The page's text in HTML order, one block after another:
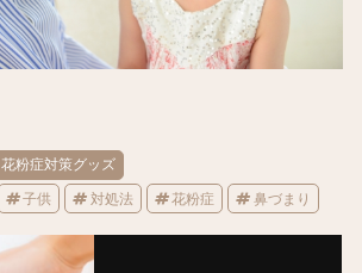
花粉症対策グッズ
子供 対処法 花粉症 鼻づまり